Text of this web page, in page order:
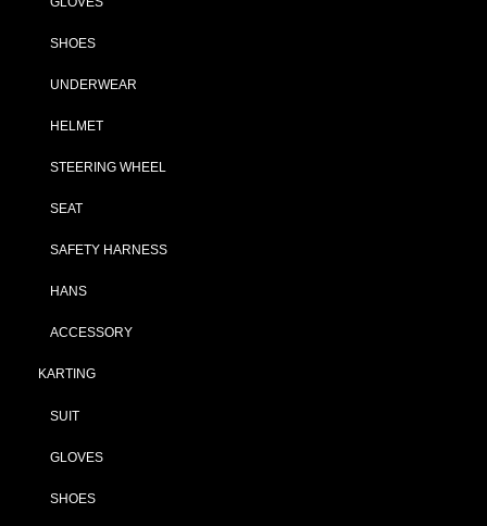
SHOES
UNDERWEAR
HELMET
STEERING WHEEL
SEAT
SAFETY HARNESS
HANS
ACCESSORY
KARTING
SUIT
GLOVES
SHOES